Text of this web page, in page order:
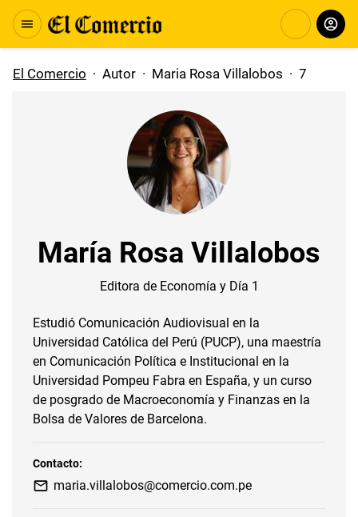
El Comercio · Autor · Maria Rosa Villalobos · 7
María Rosa Villalobos
Editora de Economía y Día 1
Estudió Comunicación Audiovisual en la
Universidad Católica del Perú (PUCP), una maestría
en Comunicación Política e Institucional en la
Universidad Pompeu Fabra en España, y un curso
de posgrado de Macroeconomía y Finanzas en la
Bolsa de Valores de Barcelona.
Contacto:
maria.villalobos@comercio.com.pe